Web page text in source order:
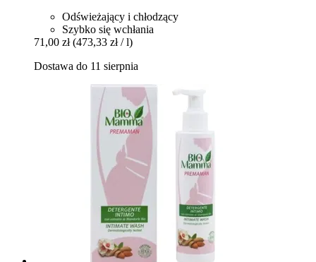
Odświeżający i chłodzący
Szybko się wchłania
71,00 zł (473,33 zł / l)
Dostawa do 11 sierpnia